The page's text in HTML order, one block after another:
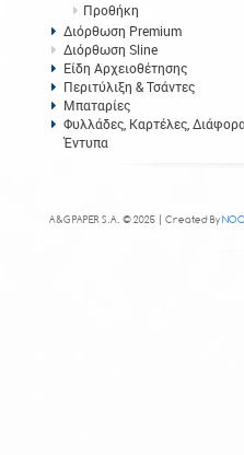
Προθήκη
Διόρθωση Premium
Διόρθωση Sline
Είδη Αρχειοθέτησης
Περιτύλιξη & Τσάντες
Μπαταρίες
Φυλλάδες, Καρτέλες, Διάφορα
Έντυπα
A&G PAPER S.A. © 2025 | Created By